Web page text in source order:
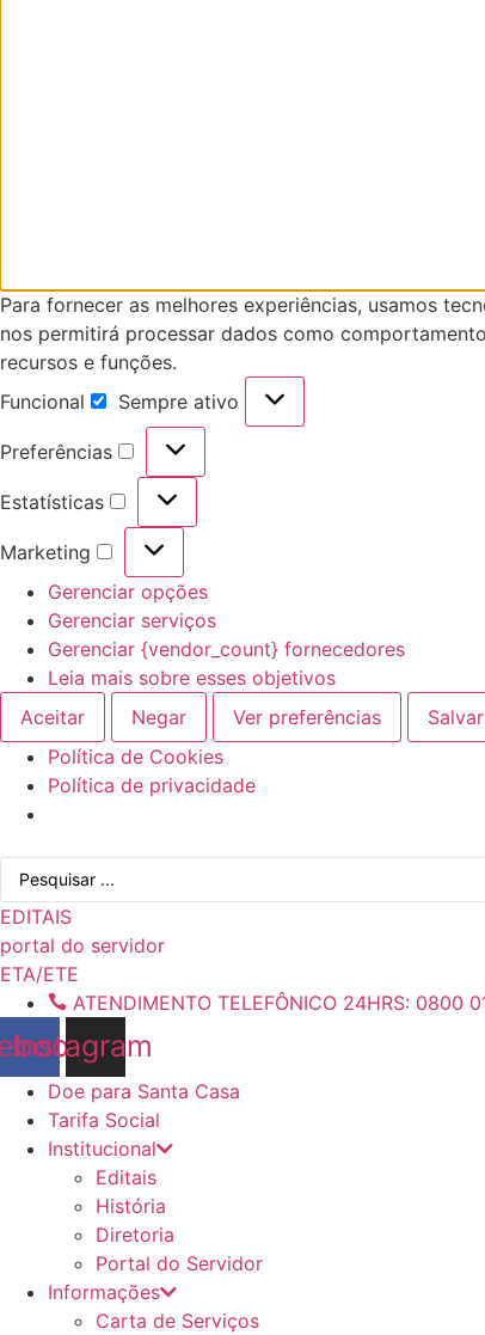
Para fornecer as melhores experiências, usamos
nos permitirá processar dados como
recursos e funções.
Funcional
Funcional
Sempre ativo
Preferências
Preferências
Estatísticas
Estatísticas
Marketing
Marketing
Gerenciar opções
Gerenciar serviços
Gerenciar {vendor_count} fornecedores
Leia mais sobre esses objetivos
Aceitar
Negar Ver preferências
Política de Cookies
Política de privacidade
para
o
conteúdo
Pesquisar
EDITAIS
portal do servidor
ETA/ETE
ATENDIMENTO TELEFÔNICO 24HRS: 0800
Instagram
Doe para Santa Casa
Tarifa Social
Institucional
Editais
História
Diretoria
Portal do Servidor
Informações
Carta de Serviços